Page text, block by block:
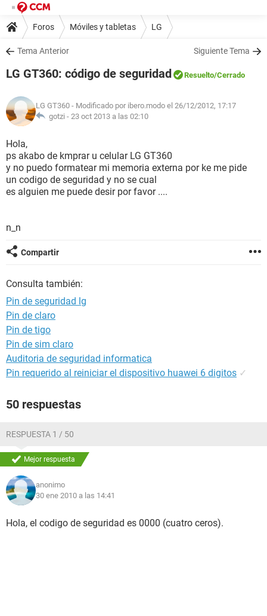
Foros Móviles y tabletas LG
Tema Anterior Siguiente Tema
LG GT360: código de seguridad Resuelto/Cerrado
LG GT360 - Modificado por ibero.modo el 26/12/2012, 17:17
gotzi - 23 oct 2013 a las 02:10
Hola,
ps akabo de kmprar u celular LG GT360
y no puedo formatear mi memoria externa por ke me pide
un codigo de seguridad y no se cual
es alguien me puede desir por favor ....
n_n
Compartir
Consulta también:
Pin de seguridad lg
Pin de claro
Pin de tigo
Pin de sim claro
Auditoria de seguridad informatica
Pin requerido al reiniciar el dispositivo huawei 6 digitos ✓
50 respuestas
RESPUESTA 1 / 50
Mejor respuesta
anonimo
30 ene 2010 a las 14:41
Hola, el codigo de seguridad es 0000 (cuatro ceros).